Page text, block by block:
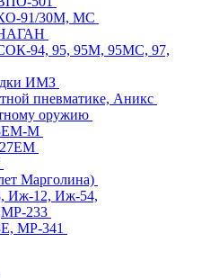
КО-91/30М, МС
НАГАН
94, 95, 95М, 95МС, 97,
ИМЗ
пневматике, Аникс
оружию
М
Марголина)
Иж-12, Иж-54,
233
МР-341